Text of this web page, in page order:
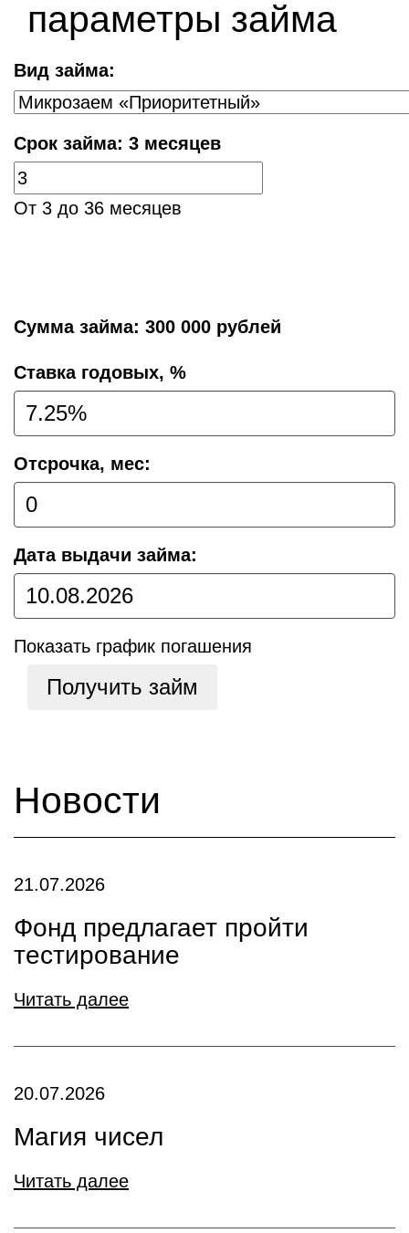
параметры займа
Вид займа:
Срок займа: 3 месяцев
От 3 до 36 месяцев
Сумма займа: 300 000 рублей
Cтавка годовых, %
Отсрочка, мес:
Дата выдачи займа:
Показать график погашения
Получить займ
Новости
21.07.2026
Фонд предлагает пройти
тестирование
Читать далее
20.07.2026
Магия чисел
Читать далее